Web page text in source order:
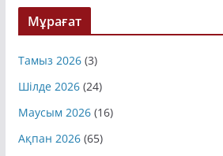
Мұрағат
Тамыз 2026(3)
Шілде 2026(24)
Маусым 2026(16)
Ақпан 2026(65)